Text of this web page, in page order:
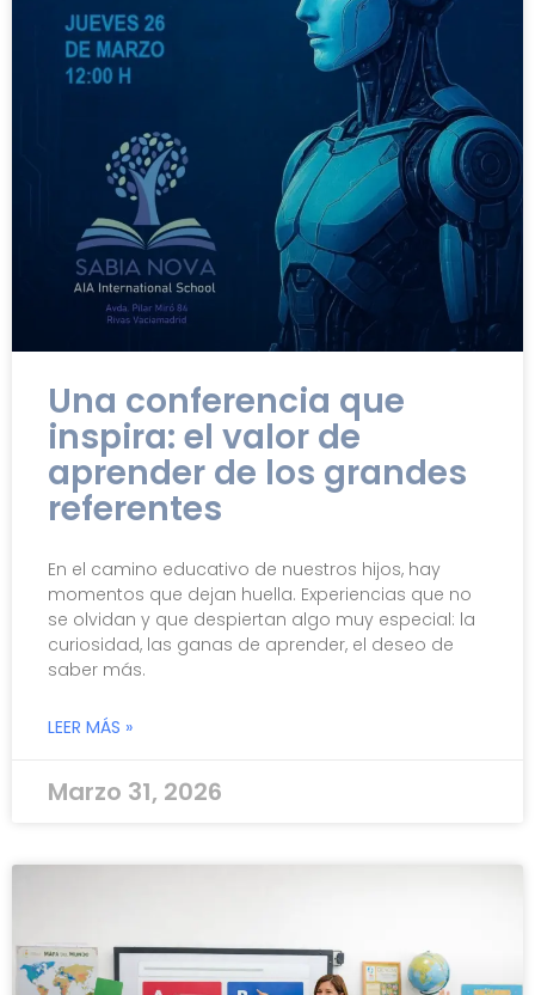
Una conferencia que
inspira: el valor de
aprender de los grandes
referentes
En el camino educativo de nuestros hijos, hay
momentos que dejan huella. Experiencias que no
se olvidan y que despiertan algo muy especial: la
curiosidad, las ganas de aprender, el deseo de
saber más.
LEER MÁS »
Marzo 31, 2026